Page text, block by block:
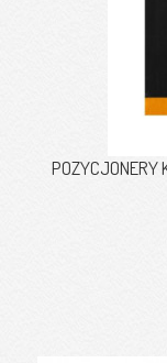
POZYCJONERY